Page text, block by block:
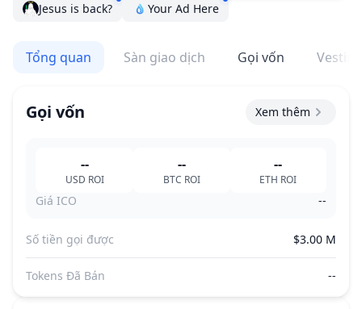
Jesus is back? Your Ad Here
Tổng quan Sàn giao dịch Gọi vốn Vesting
Gọi vốn Xem thêm
--
USD ROI
--
BTC ROI
--
ETH ROI
Giá ICO --
Số tiền gọi được $3.00 M
Tokens Đã Bán --